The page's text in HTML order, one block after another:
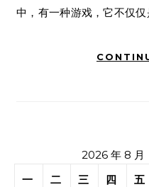
中，有一种游戏，它不仅
2026 年 8 月
一
二 三 四 五